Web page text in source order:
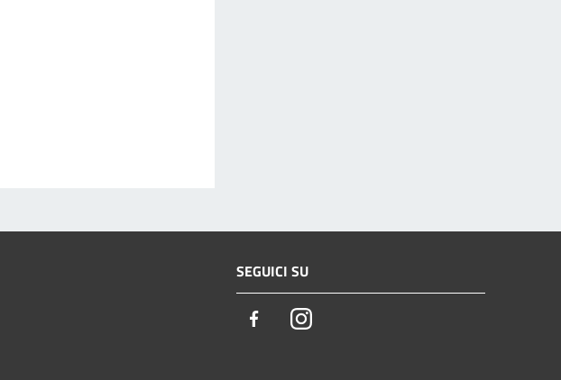
SEGUICI SU
FacebookInstagram